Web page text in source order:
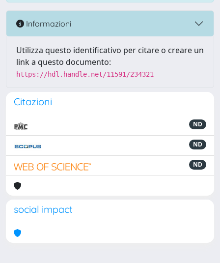
Informazioni
Utilizza questo identificativo per citare o creare un
link a questo documento:
https://hdl.handle.net/11591/234321
Citazioni
ND
ND
ND
social impact